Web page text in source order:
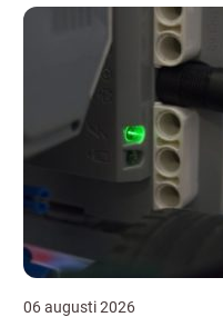
06 augusti 2026